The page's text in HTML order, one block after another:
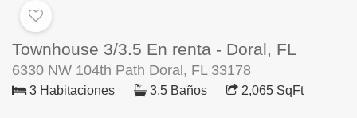
Townhouse 3/3.5 En renta - Doral, FL
6330 NW 104th Path Doral, FL 33178
3 Habitaciones 3.5 Baños 2,065 SqFt